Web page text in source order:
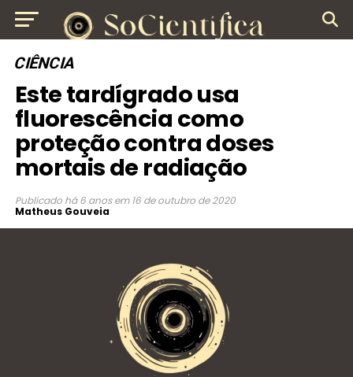
CIÊNCIA
Este tardígrado usa
fluorescência como
proteção contra doses
mortais de radiação
Publicado há 6 anos em 16 de outubro de 2020
Matheus Gouveia